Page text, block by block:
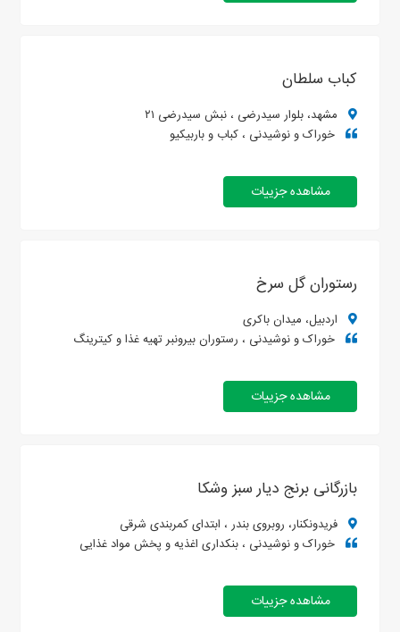
کباب سلطان
مشهد، بلوار سیدرضی ، نبش سیدرضی ۲۱
خوراک و نوشیدنی ، کباب و باربیکیو
مشاهده جزییات
رستوران گل سرخ
اردبیل، میدان باکری
خوراک و نوشیدنی ، رستوران بیرونبر تهیه غذا و کیترینگ
مشاهده جزییات
بازرگانی برنج دیار سبز وشکا
فریدونکنار، روبروی بندر ، ابتدای کمربندی شرقی
خوراک و نوشیدنی ، بنکداری اغذیه و پخش مواد غذایی
مشاهده جزییات